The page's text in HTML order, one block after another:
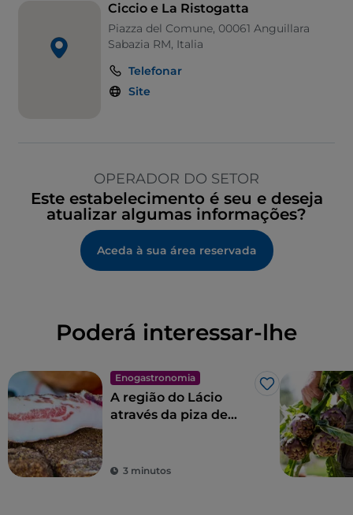
Ciccio e La Ristogatta
Piazza del Comune, 00061 Anguillara
Sabazia RM, Italia
Telefonar
Site
OPERADOR DO SETOR
Este estabelecimento é seu e deseja
atualizar algumas informações?
Aceda à sua área reservada
Poderá interessar-lhe
Enogastronomia
Gosto
A região do Lácio
através da piza de
3 minutos